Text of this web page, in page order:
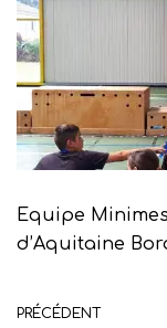
Equipe
d’Aquitaine
PRÉCÉDENT